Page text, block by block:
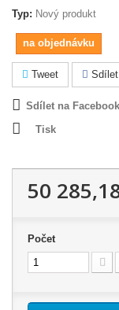
Typ: Nový produkt
na objednávku
Tweet Sdílet
Sdílet na
Tisk
50
Počet